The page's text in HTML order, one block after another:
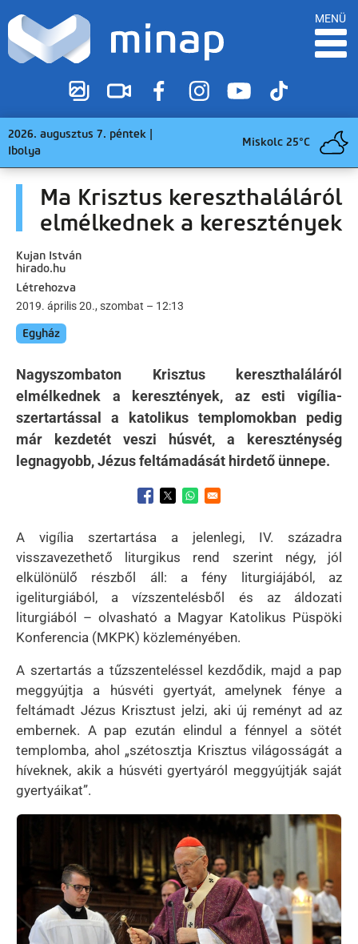
MENÜ
2026. augusztus 7. péntek |
Ibolya
Miskolc 25°C
Ma Krisztus kereszthaláláról
elmélkednek a keresztények
Kujan István
hirado.hu
Létrehozva
2019. április 20., szombat – 12:13
Egyház
Nagyszombaton Krisztus kereszthaláláról
elmélkednek a keresztények, az esti vigília-
szertartással a katolikus templomokban pedig
már kezdetét veszi húsvét, a kereszténység
legnagyobb, Jézus feltámadását hirdető ünnepe.
Opens in a new window
Opens in a new window
Opens in a new window
A vigília szertartása a jelenlegi, IV. századra
visszavezethető liturgikus rend szerint négy, jól
elkülönülő részből áll: a fény liturgiájából, az
igeliturgiából, a vízszentelésből és az áldozati
liturgiából – olvasható a Magyar Katolikus Püspöki
Konferencia (MKPK) közleményében.
A szertartás a tűzszenteléssel kezdődik, majd a pap
meggyújtja a húsvéti gyertyát, amelynek fénye a
feltámadt Jézus Krisztust jelzi, aki új reményt ad az
embernek. A pap ezután elindul a fénnyel a sötét
templomba, ahol „szétosztja Krisztus világosságát a
híveknek, akik a húsvéti gyertyáról meggyújtják saját
gyertyáikat”.
Kép